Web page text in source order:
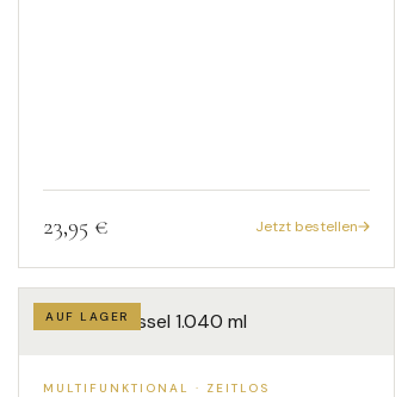
23,95 € Jetzt bestellen
AUF LAGER
MULTIFUNKTIONAL · ZEITLOS